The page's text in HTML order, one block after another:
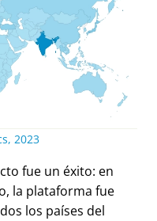
2023
fue un éxito: en
la plataforma fue
los países del